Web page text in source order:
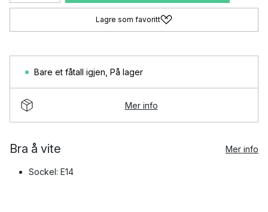
Lagre som favoritt
Bare et fåtall igjen På lager
Mer info
Bra å vite Mer info
Sockel: E14